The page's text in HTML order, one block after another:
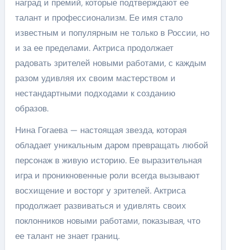
наград и премий, которые подтверждают ее
талант и профессионализм. Ее имя стало
известным и популярным не только в России, но
и за ее пределами. Актриса продолжает
радовать зрителей новыми работами, с каждым
разом удивляя их своим мастерством и
нестандартными подходами к созданию
образов.
Нина Гогаева — настоящая звезда, которая
обладает уникальным даром превращать любой
персонаж в живую историю. Ее выразительная
игра и проникновенные роли всегда вызывают
восхищение и восторг у зрителей. Актриса
продолжает развиваться и удивлять своих
поклонников новыми работами, показывая, что
ее талант не знает границ.